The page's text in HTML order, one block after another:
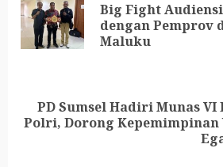
Big Fight
dengan Pemprov
Maluku
PD Sumsel Hadiri Munas VI
Polri, Dorong Kepemimpinan